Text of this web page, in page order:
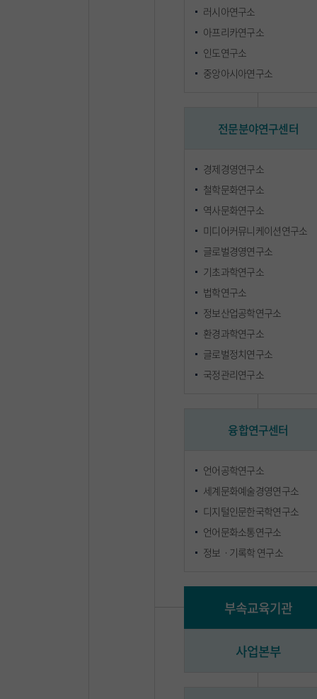
러시아연구소
아프리카연구소
인도연구소
중앙아시아연구소
전문분야연구센터
경제경영연구소
철학문화연구소
역사문화연구소
미디어커뮤니케이션연구소
글로벌경영연구소
기초과학연구소
법학연구소
정보산업공학연구소
환경과학연구소
글로벌정치연구소
국정관리연구소
융합연구센터
언어공학연구소
세계문화예술경영연구소
디지털인문한국학연구소
언어문화소통연구소
정보ㆍ기록학 연구소
부속교육기관
사업본부